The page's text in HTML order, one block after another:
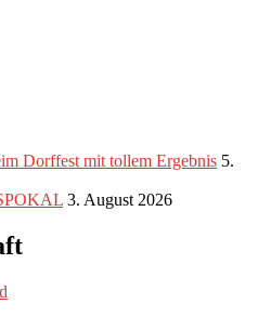
Dorffest mit tollem Ergebnis 5.
3. August 2026